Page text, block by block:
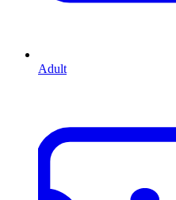
Adult